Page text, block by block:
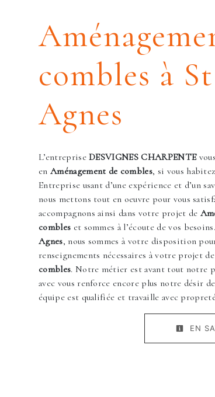
combles à St
Agnes
L’entrepriseDESVIGNES CHARPENTE
en Aménagement de combles, si vous
Entreprise usant d’une expérience et d’un
nous mettons tout en oeuvre pour vous
accompagnons ainsi dans votre projet de
combles et sommes à l’écoute de vos
Agnes, nous sommes à votre disposition
renseignements nécessaires à votre projet
combles. Notre métier est avant tout notre
avec vous renforce encore plus notre désir
équipe est qualifiée et travaille avec
EN